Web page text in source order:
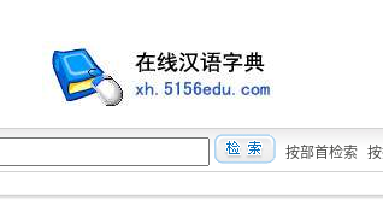
按部首检索